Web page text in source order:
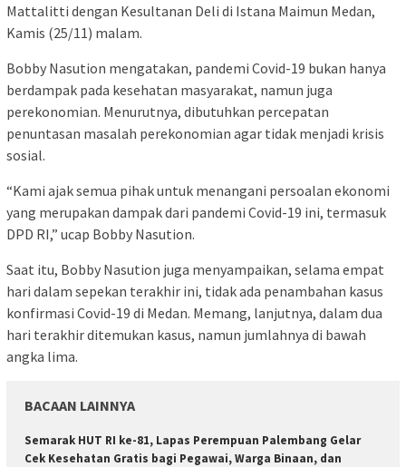
Mattalitti dengan Kesultanan Deli di Istana Maimun Medan,
Kamis (25/11) malam.
Bobby Nasution mengatakan, pandemi Covid-19 bukan hanya
berdampak pada kesehatan masyarakat, namun juga
perekonomian. Menurutnya, dibutuhkan percepatan
penuntasan masalah perekonomian agar tidak menjadi krisis
sosial.
“Kami ajak semua pihak untuk menangani persoalan ekonomi
yang merupakan dampak dari pandemi Covid-19 ini, termasuk
DPD RI,” ucap Bobby Nasution.
Saat itu, Bobby Nasution juga menyampaikan, selama empat
hari dalam sepekan terakhir ini, tidak ada penambahan kasus
konfirmasi Covid-19 di Medan. Memang, lanjutnya, dalam dua
hari terakhir ditemukan kasus, namun jumlahnya di bawah
angka lima.
BACAAN LAINNYA
Semarak HUT RI ke-81, Lapas Perempuan Palembang Gelar
Cek Kesehatan Gratis bagi Pegawai, Warga Binaan, dan